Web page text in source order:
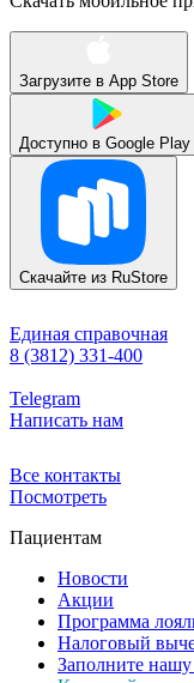
Загрузите в App Store
Доступно в Google Play
Скачайте из RuStore
Единая справочная
8 (3812) 331-400
Telegram
Написать нам
Все контакты
Посмотреть
Пациентам
Новости
Акции
Программа
Налоговый
Заполните нашу